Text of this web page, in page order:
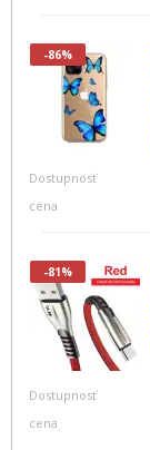
-86%
Dostupnosť
cena
-81%
Dostupnosť
cena